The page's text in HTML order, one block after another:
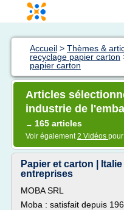
Accueil > Thèmes &
recyclage papier carton
papier carton
Articles
industrie de
→ 165 articles
Voir également2 Vidéos
Papier et carton |
entreprises
MOBA SRL
Moba : satisfait depuis